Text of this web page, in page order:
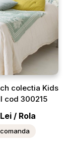
colectia Kids
cod 300215
Lei / Rola